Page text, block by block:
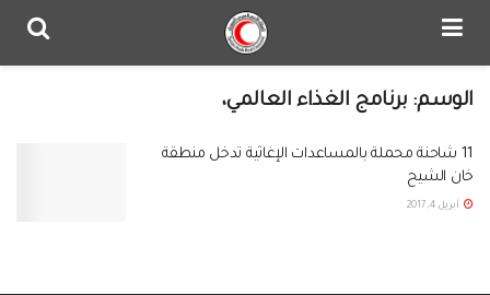
الوسم: برنامج الغذاء العالمي،
11 شاحنة محملة بالمساعدات الإغاثية تدخل منطقة
خان الشيح
أبريل 4, 2017